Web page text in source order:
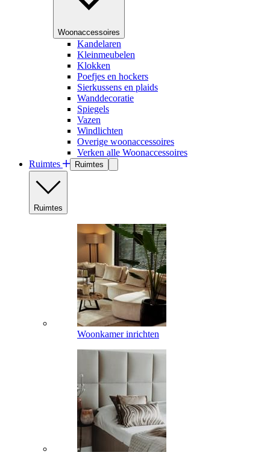
Woonaccessoires
Kandelaren
Kleinmeubelen
Klokken
Poefjes en hockers
Sierkussens en plaids
Wanddecoratie
Spiegels
Vazen
Windlichten
Overige woonaccessoires
Verken alle Woonaccessoires
Ruimtes
Ruimtes
Ruimtes
Woonkamer inrichten